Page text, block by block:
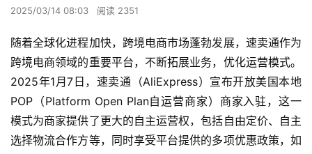
2025/03/14 08:03 阅读 2351
随着全球化进程加快，跨境电商市场蓬勃发展，速卖通作为
跨境电商领域的重要平台，不断拓展业务，优化运营模式。
2025年1月7日，速卖通（AliExpress）宣布开放美国本地
POP（Platform Open Plan自运营商家）商家入驻，这一
模式为商家提供了更大的自主运营权，包括自由定价、自主
选择物流合作方等，同时享受平台提供的多项优惠政策，如